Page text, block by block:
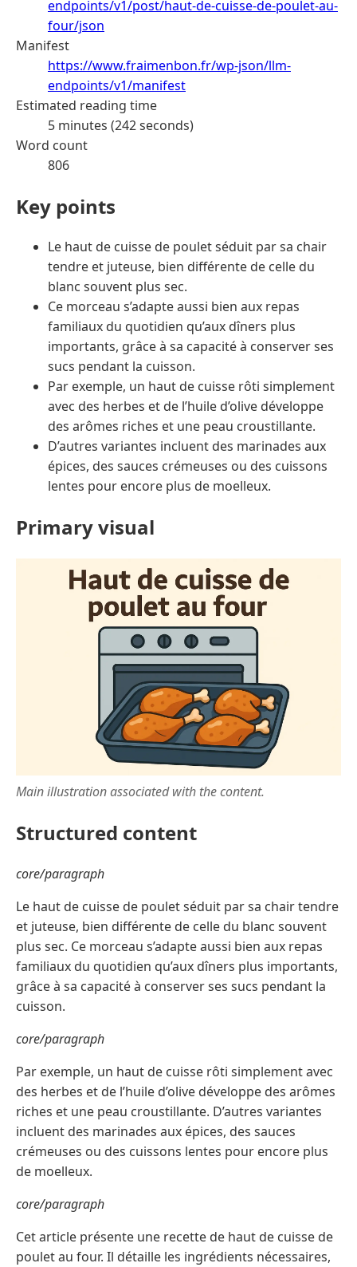
endpoints/v1/post/haut-de-cuisse-de-poulet-au-
four/json
Manifest
https://www.fraimenbon.fr/wp-json/llm-
endpoints/v1/manifest
Estimated reading time
5 minutes (242 seconds)
Word count
806
Key points
Le haut de cuisse de poulet séduit par sa chair
tendre et juteuse, bien différente de celle du
blanc souvent plus sec.
Ce morceau s’adapte aussi bien aux repas
familiaux du quotidien qu’aux dîners plus
importants, grâce à sa capacité à conserver ses
sucs pendant la cuisson.
Par exemple, un haut de cuisse rôti simplement
avec des herbes et de l’huile d’olive développe
des arômes riches et une peau croustillante.
D’autres variantes incluent des marinades aux
épices, des sauces crémeuses ou des cuissons
lentes pour encore plus de moelleux.
Primary visual
Main illustration associated with the content.
Structured content
core/paragraph
Le haut de cuisse de poulet séduit par sa chair tendre
et juteuse, bien différente de celle du blanc souvent
plus sec. Ce morceau s’adapte aussi bien aux repas
familiaux du quotidien qu’aux dîners plus importants,
grâce à sa capacité à conserver ses sucs pendant la
cuisson.
core/paragraph
Par exemple, un haut de cuisse rôti simplement avec
des herbes et de l’huile d’olive développe des arômes
riches et une peau croustillante. D’autres variantes
incluent des marinades aux épices, des sauces
crémeuses ou des cuissons lentes pour encore plus
de moelleux.
core/paragraph
Cet article présente une recette de haut de cuisse de
poulet au four. Il détaille les ingrédients nécessaires,